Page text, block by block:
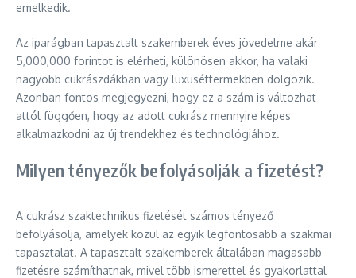
emelkedik.
Az iparágban tapasztalt szakemberek éves jövedelme akár
5,000,000 forintot is elérheti, különösen akkor, ha valaki
nagyobb cukrászdákban vagy luxuséttermekben dolgozik.
Azonban fontos megjegyezni, hogy ez a szám is változhat
attól függően, hogy az adott cukrász mennyire képes
alkalmazkodni az új trendekhez és technológiához.
Milyen tényezők befolyásolják a fizetést?
A cukrász szaktechnikus fizetését számos tényező
befolyásolja, amelyek közül az egyik legfontosabb a szakmai
tapasztalat. A tapasztalt szakemberek általában magasabb
fizetésre számíthatnak, mivel több ismerettel és gyakorlattal